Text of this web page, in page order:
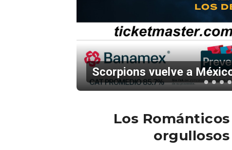
Electrify, la nueva cara
Los